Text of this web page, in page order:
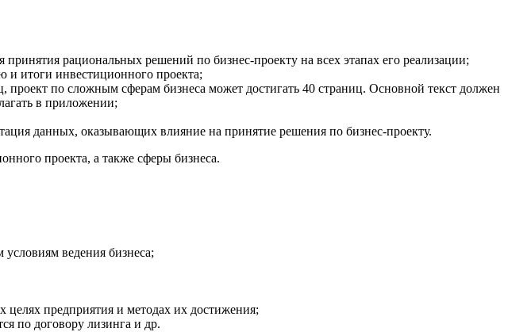
рациональных решений по бизнес-проекту на всех этапах его реализации;
и итоги инвестиционного проекта;
по сложным сферам бизнеса может достигать 40 страниц. Основной текст должен
в приложении;
данных, оказывающих влияние на принятие решения по бизнес-проекту.
проекта, а также сферы бизнеса.
ведения бизнеса;
предприятия и методах их достижения;
по договору лизинга и др.